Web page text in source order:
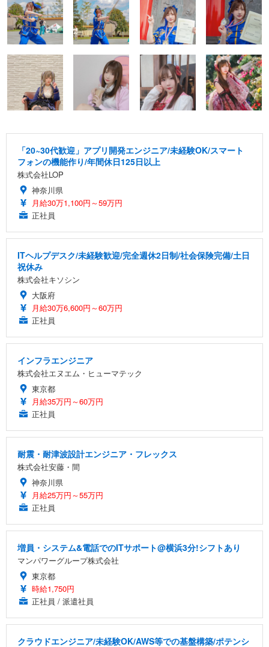
「20~30代歓迎」アプリ開発エンジニア/未経験OK/スマート
フォンの機能作り/年間休日125日以上
株式会社LOP
神奈川県
月給30万1,100円～59万円
正社員
ITヘルプデスク/未経験歓迎/完全週休2日制/社会保険完備/土日
祝休み
株式会社キソシン
大阪府
月給30万6,600円～60万円
正社員
インフラエンジニア
株式会社エヌエム・ヒューマテック
東京都
月給35万円～60万円
正社員
耐震・耐津波設計エンジニア・フレックス
株式会社安藤・間
神奈川県
月給25万円～55万円
正社員
増員・システム&電話でのITサポート@横浜3分!シフトあり
マンパワーグループ株式会社
東京都
時給1,750円
正社員 / 派遣社員
クラウドエンジニア/未経験OK/AWS等での基盤構築/ポテンシ